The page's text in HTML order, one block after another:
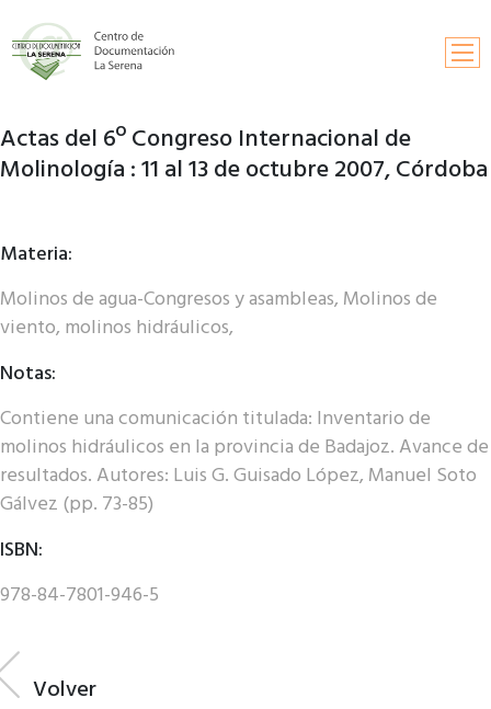
Inicio
Información y contactos
Solicitud de publicaciones
Fondos documentales
Actas del 6º Congreso Internacional de
Molinología : 11 al 13 de octubre 2007, Córdoba
Materia:
Molinos de agua-Congresos y asambleas, Molinos de
viento, molinos hidráulicos,
Notas:
Contiene una comunicación titulada: Inventario de
molinos hidráulicos en la provincia de Badajoz. Avance de
resultados. Autores: Luis G. Guisado López, Manuel Soto
Gálvez (pp. 73-85)
ISBN:
978-84-7801-946-5
Volver